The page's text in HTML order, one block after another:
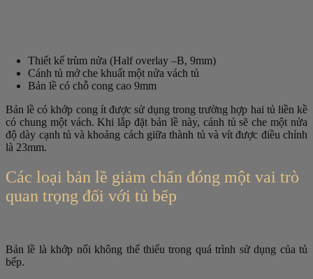
Thiết kế trùm nửa (Half overlay –B, 9mm)
Cánh tủ mở che khuất một nửa vách tủ
Bản lề có chỗ cong cao 9mm
Bản lề có khớp cong ít được sử dụng trong trường hợp hai tủ liền kề
có chung một vách. Khi lắp đặt bản lề này, cánh tủ sẽ che một nửa
độ dày cạnh tủ và khoảng cách giữa thành tủ và vít được điều chỉnh
là 23mm.
Các loại bản lề giảm chấn đóng một vai trò
quan trọng đối với tủ bếp
Bản lề là khớp nối không thể thiếu trong quá trình sử dụng của tủ
bếp.